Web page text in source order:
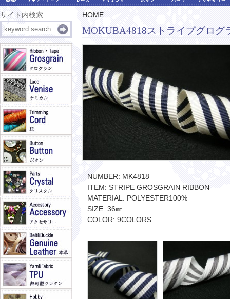
サイト内検索 HOME
MOKUBA4818ストライプグログ
NUMBER: MK4818
ITEM: STRIPE GROSGRAIN RIBBON
MATERIAL: POLYESTER100%
SIZE: 36㎜
COLOR: 9COLORS